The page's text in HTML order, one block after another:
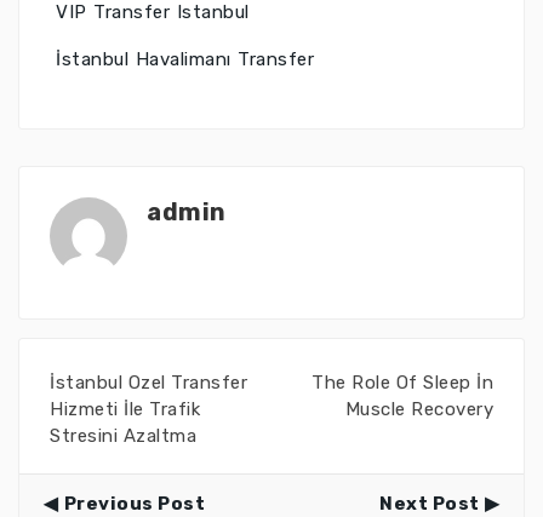
VIP Transfer Istanbul
İstanbul Havalimanı Transfer
admin
İstanbul Ozel Transfer
Hizmeti İle Trafik
Stresini Azaltma
The Role Of Sleep İn
Muscle Recovery
Previous Post Next Post